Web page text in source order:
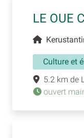
LE OUE
Culture et
5.2 km de
ouvert